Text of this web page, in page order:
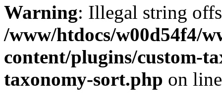
Warning: Illegal string
/www/htdocs/w00d54f4/
content/plugins/custom-
taxonomy-sort.php on